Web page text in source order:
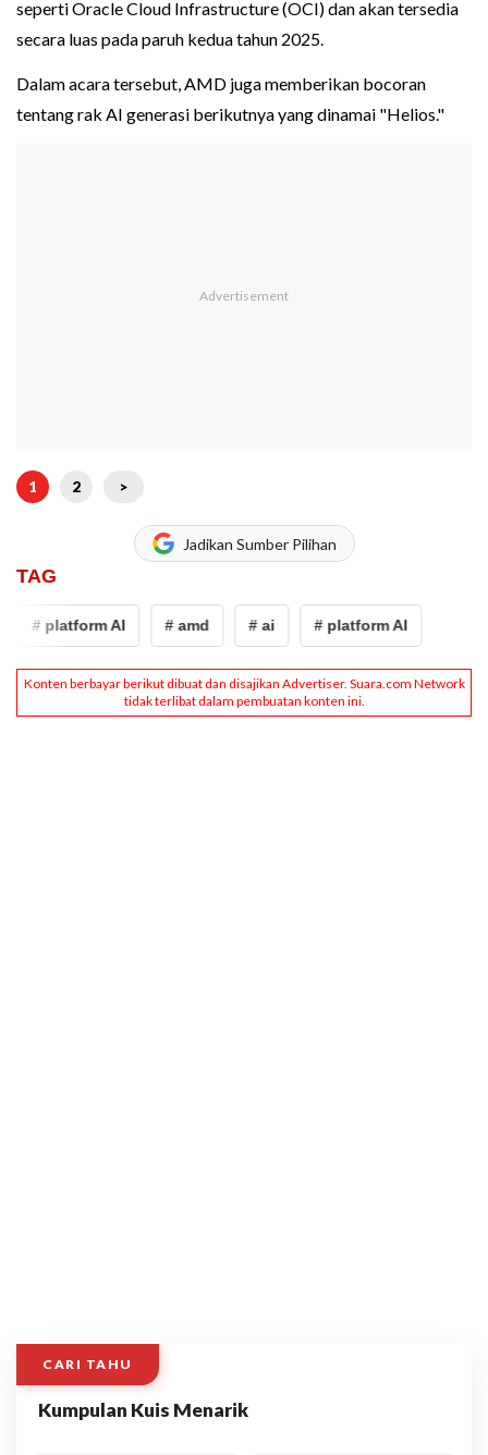
seperti Oracle Cloud Infrastructure (OCI) dan akan tersedia
secara luas pada paruh kedua tahun 2025.
Dalam acara tersebut, AMD juga memberikan bocoran
tentang rak AI generasi berikutnya yang dinamai "Helios."
1 2 >
Jadikan Sumber Pilihan
TAG
# platform AI # amd # ai # platform AI
CARI TAHU
Kumpulan Kuis Menarik